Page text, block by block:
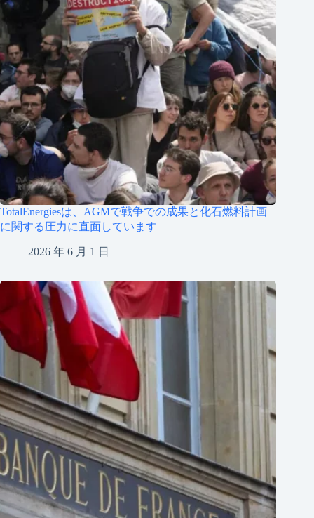
TotalEnergiesは、AGMで戦争での成果と化石燃料計画
に関する圧力に直面しています
2026 年 6 月 1 日